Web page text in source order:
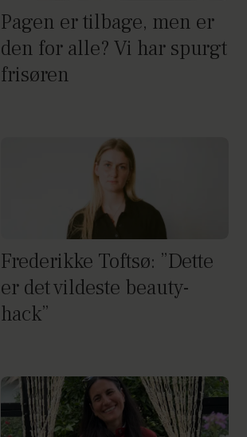
Pagen er tilbage, men er
den for alle? Vi har spurgt
frisøren
Frederikke Toftsø: ”Dette
er det vildeste beauty-
hack”